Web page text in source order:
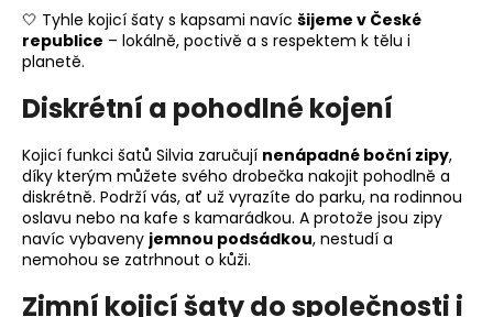
🤍 Tyhle kojicí šaty s kapsami navíc šijeme v České
republice – lokálně, poctivě a s respektem k tělu i
planetě.
Diskrétní a pohodlné kojení
Kojicí funkci šatů Silvia zaručují nenápadné boční zipy,
díky kterým můžete svého drobečka nakojit pohodlně a
diskrétně. Podrží vás, ať už vyrazíte do parku, na rodinnou
oslavu nebo na kafe s kamarádkou. A protože jsou zipy
navíc vybaveny jemnou podsádkou, nestudí a
nemohou se zatrhnout o kůži.
Zimní kojicí šaty do společnosti i